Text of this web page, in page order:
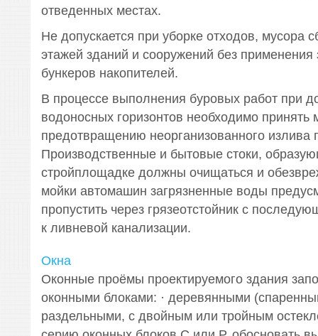
отведенных местах.
Не допускается при уборке отходов, мусора
этажей зданий и сооружений без применения
бункеров накопителей.
В процессе выполнения буровых работ при
водоносных горизонтов необходимо принять
предотвращению неорганизованного излива
Производственные и бытовые стоки,
стройплощадке должны очищаться и
мойки автомашин загрязненные воды
пропустить через грязеотстойник с
к ливневой канализации.
Окна
Оконные проёмы проектируемого здания
оконными блоками: · деревянными
раздельными, с двойным или тройным